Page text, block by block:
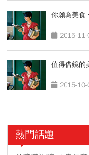
你願為美食
2015-11-
值得借鏡的
2015-10-
熱門話題